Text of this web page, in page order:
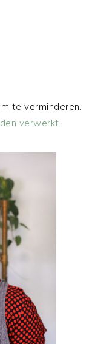
te verminderen.
verwerkt.